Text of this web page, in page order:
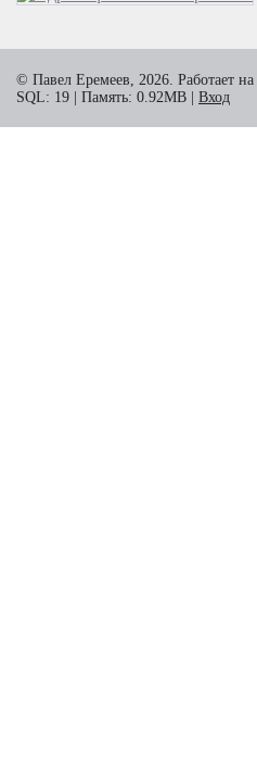
© Павел Еремеев, 2026. Работает на
SQL: 19 | Память: 0.92MB | Вход